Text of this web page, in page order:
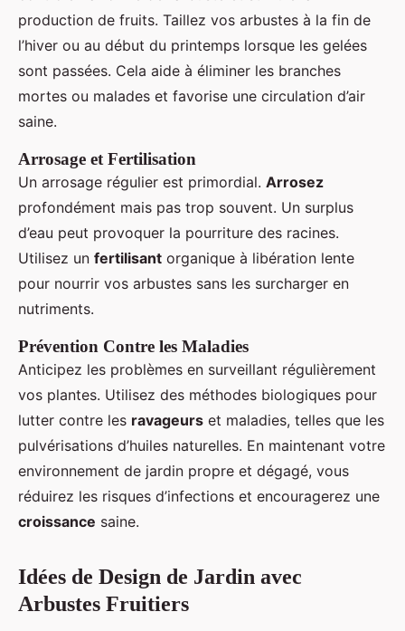
production de fruits. Taillez vos arbustes à la fin de
l’hiver ou au début du printemps lorsque les gelées
sont passées. Cela aide à éliminer les branches
mortes ou malades et favorise une circulation d’air
saine.
Arrosage et Fertilisation
Un arrosage régulier est primordial. Arrosez
profondément mais pas trop souvent. Un surplus
d’eau peut provoquer la pourriture des racines.
Utilisez un fertilisant organique à libération lente
pour nourrir vos arbustes sans les surcharger en
nutriments.
Prévention Contre les Maladies
Anticipez les problèmes en surveillant régulièrement
vos plantes. Utilisez des méthodes biologiques pour
lutter contre les ravageurs et maladies, telles que les
pulvérisations d’huiles naturelles. En maintenant votre
environnement de jardin propre et dégagé, vous
réduirez les risques d’infections et encouragerez une
croissance saine.
Idées de Design de Jardin avec
Arbustes Fruitiers